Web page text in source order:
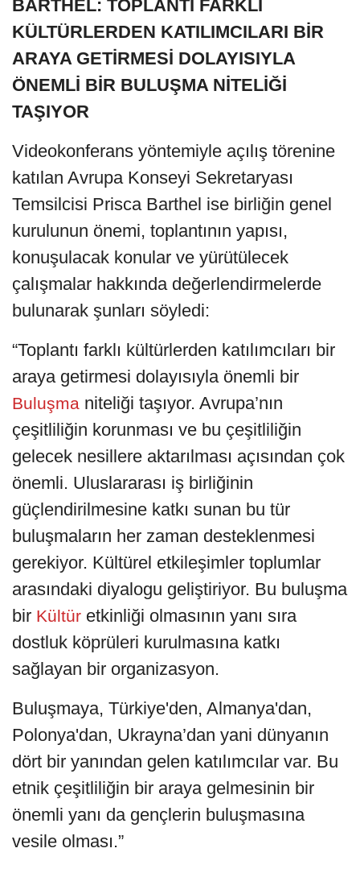
BARTHEL: TOPLANTI FARKLI
KÜLTÜRLERDEN KATILIMCILARI BİR
ARAYA GETİRMESİ DOLAYISIYLA
ÖNEMLİ BİR BULUŞMA NİTELİĞİ
TAŞIYOR
Videokonferans yöntemiyle açılış törenine
katılan Avrupa Konseyi Sekretaryası
Temsilcisi Prisca Barthel ise birliğin genel
kurulunun önemi, toplantının yapısı,
konuşulacak konular ve yürütülecek
çalışmalar hakkında değerlendirmelerde
bulunarak şunları söyledi:
“Toplantı farklı kültürlerden katılımcıları bir
araya getirmesi dolayısıyla önemli bir
Buluşma niteliği taşıyor. Avrupa’nın
çeşitliliğin korunması ve bu çeşitliliğin
gelecek nesillere aktarılması açısından çok
önemli. Uluslararası iş birliğinin
güçlendirilmesine katkı sunan bu tür
buluşmaların her zaman desteklenmesi
gerekiyor. Kültürel etkileşimler toplumlar
arasındaki diyalogu geliştiriyor. Bu buluşma
bir Kültür etkinliği olmasının yanı sıra
dostluk köprüleri kurulmasına katkı
sağlayan bir organizasyon.
Buluşmaya, Türkiye'den, Almanya'dan,
Polonya'dan, Ukrayna’dan yani dünyanın
dört bir yanından gelen katılımcılar var. Bu
etnik çeşitliliğin bir araya gelmesinin bir
önemli yanı da gençlerin buluşmasına
vesile olması.”